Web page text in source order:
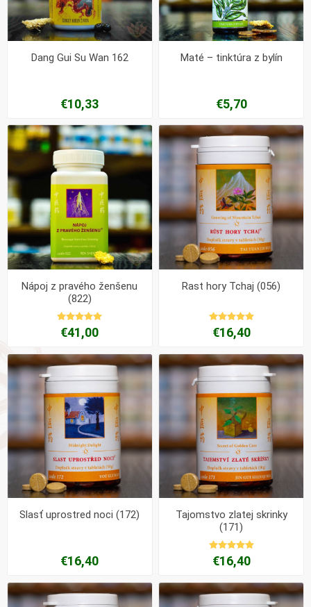
Dang Gui Su Wan 162
€10,33
Maté – tinktúra z bylín
€5,70
Nápoj z pravého ženšenu
(822)
€41,00
Rast hory Tchaj (056)
€16,40
Slasť uprostred noci (172)
€16,40
Tajomstvo zlatej skrinky
(171)
€16,40